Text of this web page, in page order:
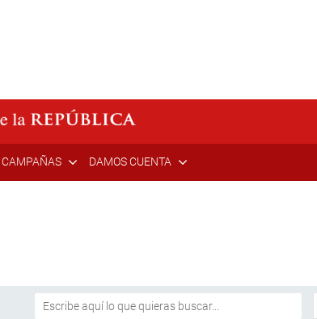
CAMPAÑAS DAMOS CUENTA